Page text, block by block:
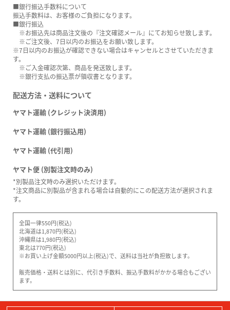
■銀行振込手数料について
振込手数料は、お客様のご負担になります。
■銀行振込
※お振込先は商品注文後の『注文確認メール』にてお知らせ致します。
※ご注文後、7日以内のお振込をお願い致します。
※7日以内のお振込が確認できない場合はキャンセルとさせていただきま
す。
※ご入金確認次第、商品を発送致します。
※銀行支払の振込票が領収書となります。
配送方法・送料について
ヤマト運輸 (クレジット決済用)
ヤマト運輸 (銀行振込用)
ヤマト運輸 (代引用)
ヤマト便 (別製注文時のみ)
*別製品注文時のみ選択いただけます。
*注文商品に別製品が含まれる場合は自動的にこの配送方法が選択されま
す。
全国一律550円(税込)
北海道は1,870円(税込)
沖縄県は1,980円(税込)
東北は770円(税込)
※お買い上げ金額5000円以上(税込)で、送料は当社が負担致します。
販売価格・送料とは別に、代引き手数料、振込手数料がかかる場合もござい
ます。